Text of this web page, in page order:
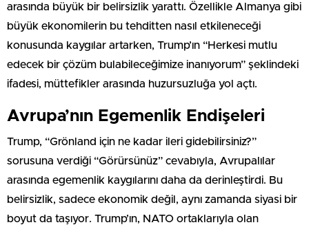
arasında büyük bir belirsizlik yarattı. Özellikle Almanya gibi
büyük ekonomilerin bu tehditten nasıl etkileneceği
konusunda kaygılar artarken, Trump’ın “Herkesi mutlu
edecek bir çözüm bulabileceğimize inanıyorum” şeklindeki
ifadesi, müttefikler arasında huzursuzluğa yol açtı.
Avrupa’nın Egemenlik Endişeleri
Trump, “Grönland için ne kadar ileri gidebilirsiniz?”
sorusuna verdiği “Görürsünüz” cevabıyla, Avrupalılar
arasında egemenlik kaygılarını daha da derinleştirdi. Bu
belirsizlik, sadece ekonomik değil, aynı zamanda siyasi bir
boyut da taşıyor. Trump’ın, NATO ortaklarıyla olan